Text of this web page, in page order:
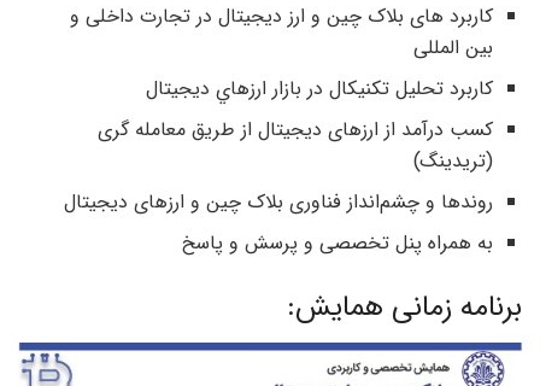
کاربرد های بلاک چین و ارز دیجیتال در تجارت داخلی و
بین المللی
كاربرد تحليل تكنيكال در بازار ارزهاي ديجيتال
کسب درآمد از ارزهای دیجیتال از طریق معامله گری
(تریدینگ)
روندها و چشم‌انداز فناوری بلاک چین و ارزهای دیجیتال
به همراه پنل تخصصی و پرسش و پاسخ
برنامه زمانی همایش: